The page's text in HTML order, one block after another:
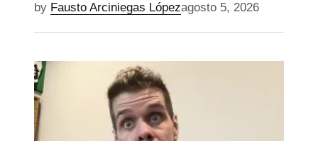
by Fausto Arciniegas Lópezagosto 5, 2026